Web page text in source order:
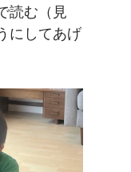
読む（見
にしてあげ